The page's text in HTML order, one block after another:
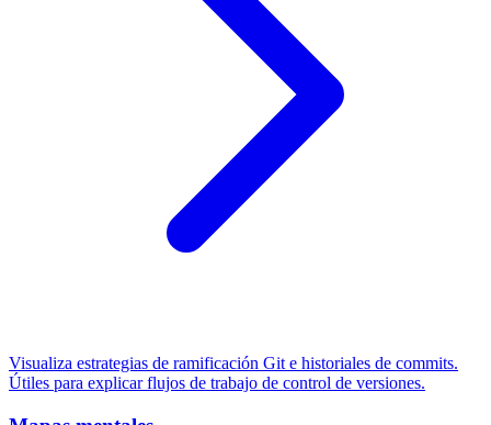
Visualiza estrategias de ramificación Git e historiales de commits.
Útiles para explicar flujos de trabajo de control de versiones.